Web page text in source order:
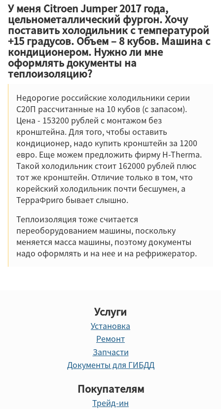
У меня Citroen Jumper 2017 года,
цельнометаллический фургон. Хочу
поставить холодильник с температурой
+15 градусов. Объем – 8 кубов. Машина с
кондиционером. Нужно ли мне
оформлять документы на
теплоизоляцию?
Недорогие российские холодильники серии
С20П рассчитанные на 10 кубов (с запасом).
Цена - 153200 рублей с монтажом без
кронштейна. Для того, чтобы оставить
кондиционер, надо купить кронштейн за 1200
евро. Еще можем предложить фирму H-Therma.
Такой холодильник стоит 162000 рублей плюс
тот же кронштейн. Отличие только в том, что
корейский холодильник почти бесшумен, а
ТерраФриго бывает слышно.
Теплоизоляция тоже считается
переоборудованием машины, поскольку
меняется масса машины, поэтому документы
надо оформлять и на нее и на рефрижератор.
Услуги
Установка
Ремонт
Запчасти
Документы для ГИБДД
Покупателям
Трейд-ин